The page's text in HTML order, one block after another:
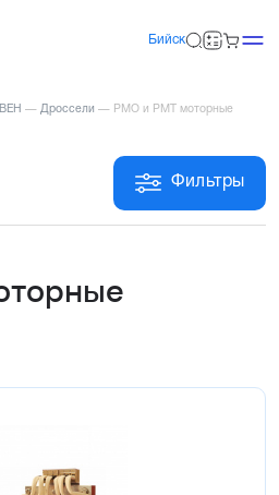
Бийск
— Дроссели — РМО и РМТ моторные
Фильтры